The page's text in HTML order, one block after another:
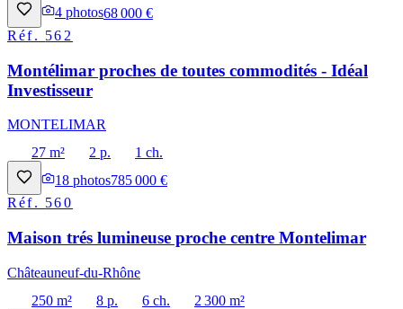
4 photos68 000 €
Réf. 562
Montélimar proches de toutes commodités - Idéal
Investisseur
MONTELIMAR
27 m²
2 p.
1 ch.
18 photos785 000 €
Réf. 560
Maison trés lumineuse proche centre Montelimar
Châteauneuf-du-Rhône
250 m²
8 p. 6 ch.
2 300 m²